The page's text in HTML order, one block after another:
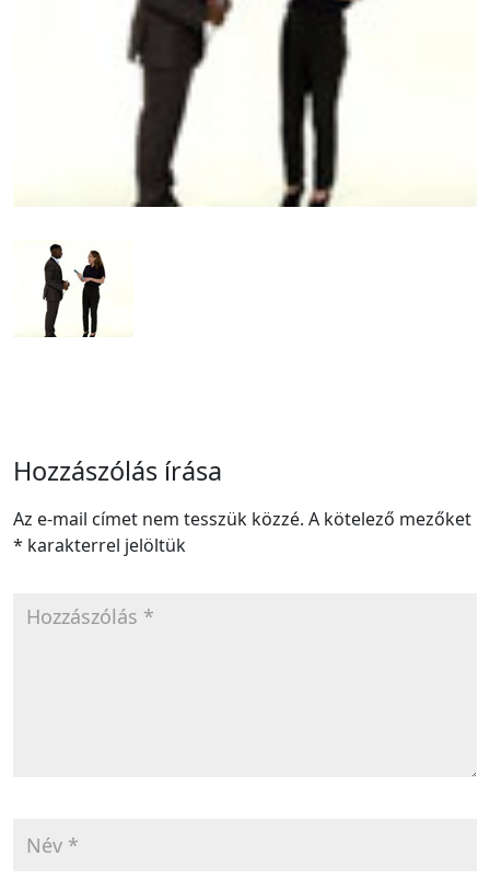
Hozzászólás írása
Az e-mail címet nem tesszük közzé. A kötelező mezőket
* karakterrel jelöltük